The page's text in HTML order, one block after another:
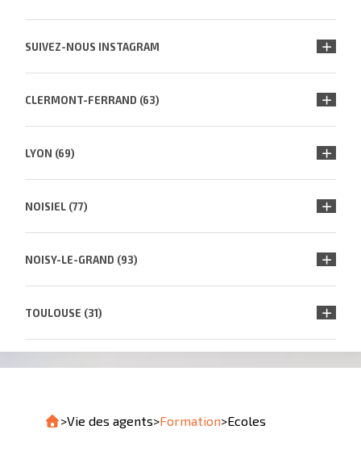
SUIVEZ-NOUS INSTAGRAM
CLERMONT-FERRAND (63)
LYON (69)
NOISIEL (77)
NOISY-LE-GRAND (93)
TOULOUSE (31)
>Vie des agents>Formation>Ecoles